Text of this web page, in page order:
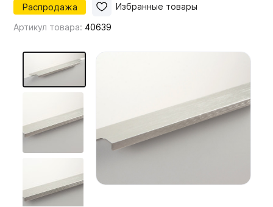
Мой ЭГГЕР
Фасады
Мебельные образцы, каталоги
Распродажа
Артикул товара: 40639
Избранные товары